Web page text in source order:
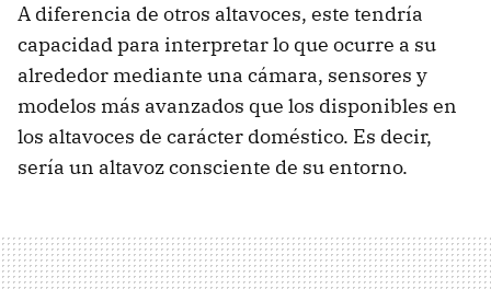
A diferencia de otros altavoces, este tendría
capacidad para interpretar lo que ocurre a su
alrededor mediante una cámara, sensores y
modelos más avanzados que los disponibles en
los altavoces de carácter doméstico. Es decir,
sería un altavoz consciente de su entorno.